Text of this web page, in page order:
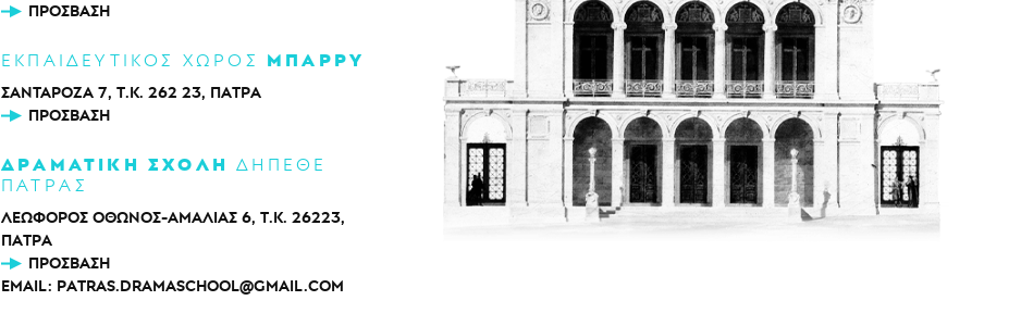
ΠΡΌΣΒΑΣΗ
ΕΚΠΑΙΔΕΥΤΙΚΟΣ ΧΩΡΟΣ ΜΠΑΡΡΥ
ΣΑΝΤΑΡΟΖΑ 7, Τ.Κ. 262 23, ΠΑΤΡΑ
ΠΡΌΣΒΑΣΗ
ΔΡΑΜΑΤΙΚΗ ΣΧΟΛΗ ΔΗΠΕΘΕ
ΠΑΤΡΑΣ
ΛΕΩΦΟΡΟΣ ΟΘΩΝΟΣ-ΑΜΑΛΙΑΣ 6, Τ.Κ. 26223,
ΠΑΤΡΑ
ΠΡΌΣΒΑΣΗ
EMAIL: PATRAS.DRAMASCHOOL@GMAIL.COM